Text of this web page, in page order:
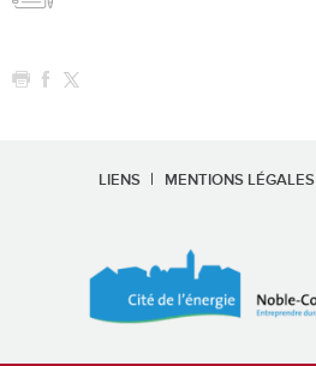
LIENS MENTIONS LÉGALES